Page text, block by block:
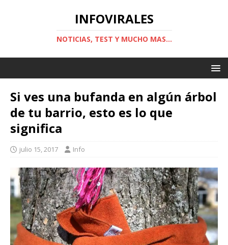
INFOVIRALES
NOTICIAS, TEST Y MUCHO MAS...
Si ves una bufanda en algún árbol
de tu barrio, esto es lo que
significa
julio 15, 2017 Info